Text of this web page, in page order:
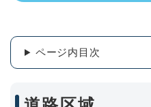
ページ内目次